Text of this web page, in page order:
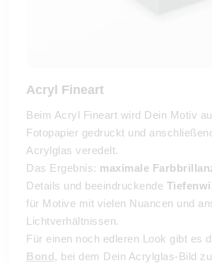
Acryl Fineart
Beim Acryl Fineart wird Dein Motiv
Fotopapier gedruckt und
Acrylglas veredelt.
Das Ergebnis: maximale
Details und beeindruckende
für Motive mit vielen Nuancen und
Lichtverhältnissen.
Für einen noch edleren Look gibt es
Bond, bei dem Dein Acrylglas-Bild